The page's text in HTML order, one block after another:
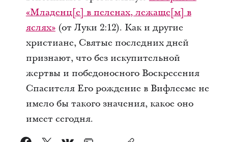
«Младенц[е] в пеленах, лежаще[м] в
яслях»(от Луки 2:12). Как и другие
христиане, Святые последних дней
признают, что без искупительной
жертвы и победоносного Воскресения
Спасителя Его рождение в Вифлееме не
имело бы такого значения, какое оно
имеет сегодня.